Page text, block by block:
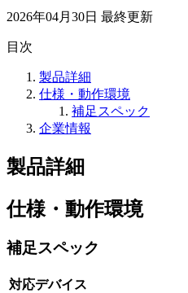
2026年04月30日 最終更新
目次
製品詳細
仕様・動作環境
補足スペック
企業情報
製品詳細
仕様・動作環境
補足スペック
対応デバイス